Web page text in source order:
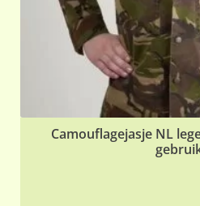
Camouflagejasje NL